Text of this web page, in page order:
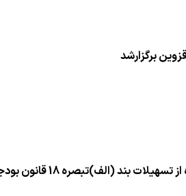
برگزارشد
18 قانون بودجه سال1400 برگزارشد